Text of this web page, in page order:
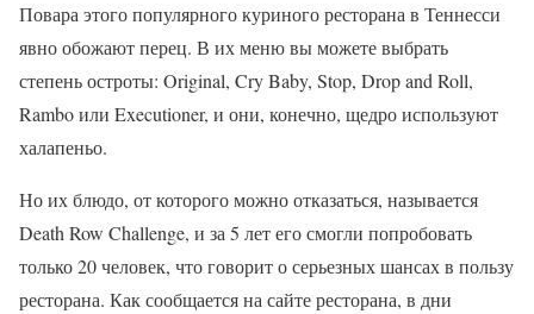
Повара этого популярного куриного ресторана в Теннесси
явно обожают перец. В их меню вы можете выбрать
степень остроты: Original, Cry Baby, Stop, Drop and Roll,
Rambo или Executioner, и они, конечно, щедро используют
халапеньо.
Но их блюдо, от которого можно отказаться, называется
Death Row Challenge, и за 5 лет его смогли попробовать
только 20 человек, что говорит о серьезных шансах в пользу
ресторана. Как сообщается на сайте ресторана, в дни